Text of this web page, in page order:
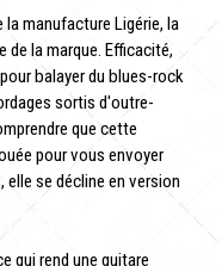
manufacture Ligérie, la
de la marque. Efficacité,
balayer du blues-rock
sortis d'outre-
que cette
pour vous envoyer
se décline en version
qui rend une guitare